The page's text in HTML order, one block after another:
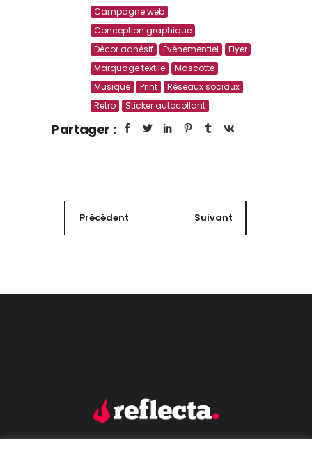
Campagne web
Conception graphique
Décor adhésif
Évènementiel
Flyer
Marquage textile
Mascotte
Musique
Print
Réseaux sociaux
Retro
Sticker autocollant
Partager :
Précédent Suivant